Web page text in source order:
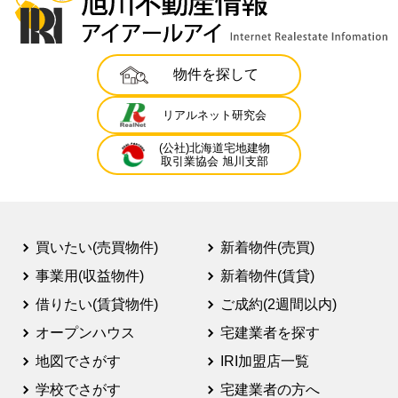
物件を探して
リアルネット研究会
(公社)北海道宅地建物
取引業協会 旭川支部
買いたい(売買物件)
事業用(収益物件)
借りたい(賃貸物件)
オープンハウス
地図でさがす
学校でさがす
新着物件(売買)
新着物件(賃貸)
ご成約(2週間以内)
宅建業者を探す
IRI加盟店一覧
宅建業者の方へ